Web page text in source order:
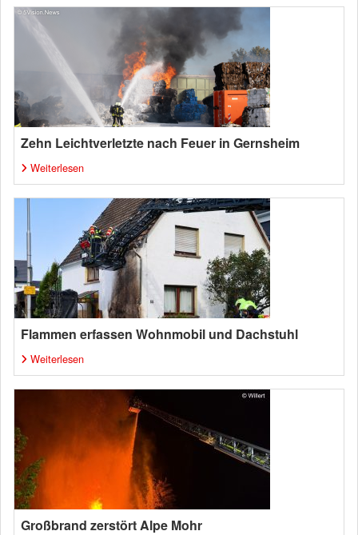
Zehn Leichtverletzte nach Feuer in Gernsheim
Weiterlesen
Flammen erfassen Wohnmobil und Dachstuhl
Weiterlesen
Großbrand zerstört Alpe Mohr